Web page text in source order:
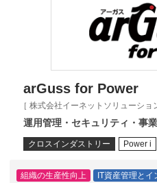
arGuss for Power
［ 株式会社イーネットソリューショ
運用管理・セキュリティ・事
クロスインダストリー Power i
組織の生産性向上 IT資産管理とイ